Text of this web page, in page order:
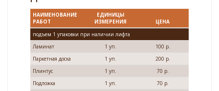
НАИМЕНОВАНИЕ
РАБОТ
ЕДИНИЦЫ
ИЗМЕРЕНИЯ
ЦЕНА
подъем 1 упаковки при наличии лифта
Ламинат
1 уп.
100 р.
Паркетная доска
1 уп.
200 р.
Плинтус
1 уп.
70 р.
Подложка
1 уп.
70 р.